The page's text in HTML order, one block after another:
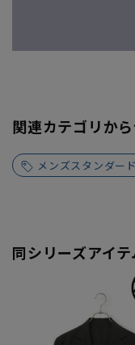
関連カテゴリか
メンズスタンダー
同シリーズアイ